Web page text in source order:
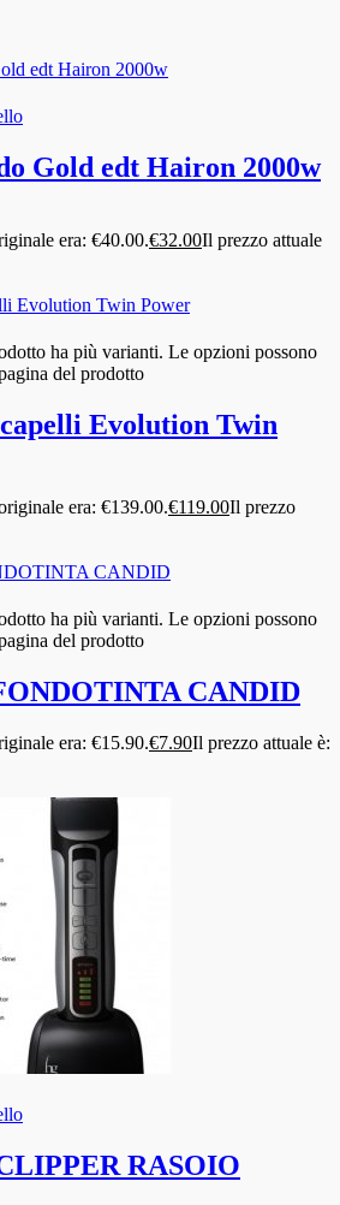
Gold edt Hairon 2000w
era: €40.00.€32.00Il prezzo attuale
ha più varianti. Le opzioni possono
del prodotto
Evolution Twin
era: €139.00.€119.00Il prezzo
ha più varianti. Le opzioni possono
del prodotto
CANDID
era: €15.90.€7.90Il prezzo attuale è:
RASOIO